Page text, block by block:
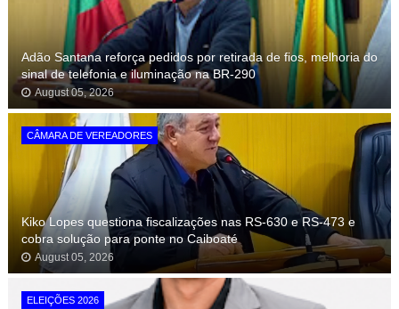
Adão Santana reforça pedidos por retirada de fios, melhoria do
sinal de telefonia e iluminação na BR-290
August 05, 2026
CÂMARA DE VEREADORES
Kiko Lopes questiona fiscalizações nas RS-630 e RS-473 e
cobra solução para ponte no Caiboaté
August 05, 2026
ELEIÇÕES 2026